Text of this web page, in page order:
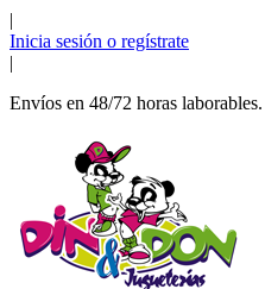
|
Inicia sesión o regístrate
|
Envíos en 48/72 horas